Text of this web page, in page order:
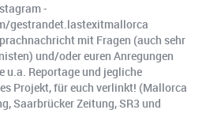
-
gestrandet.lastexitmallorca
mit Fragen (auch sehr
und/oder euren Anregungen
u.a. Reportage und jegliche
Projekt, für euch verlinkt! (Mallorca
Saarbrücker Zeitung, SR3 und